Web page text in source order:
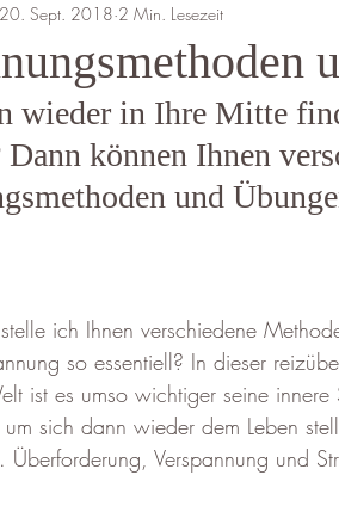
20. Sept. 2018 2 Min. Lesezeit
wieder in Ihre Mitte
Dann können Ihnen
und
ich Ihnen verschiedene
so essentiell? In dieser
ist es umso wichtiger seine
sich dann wieder dem Leben
Überforderung, Verspannung und